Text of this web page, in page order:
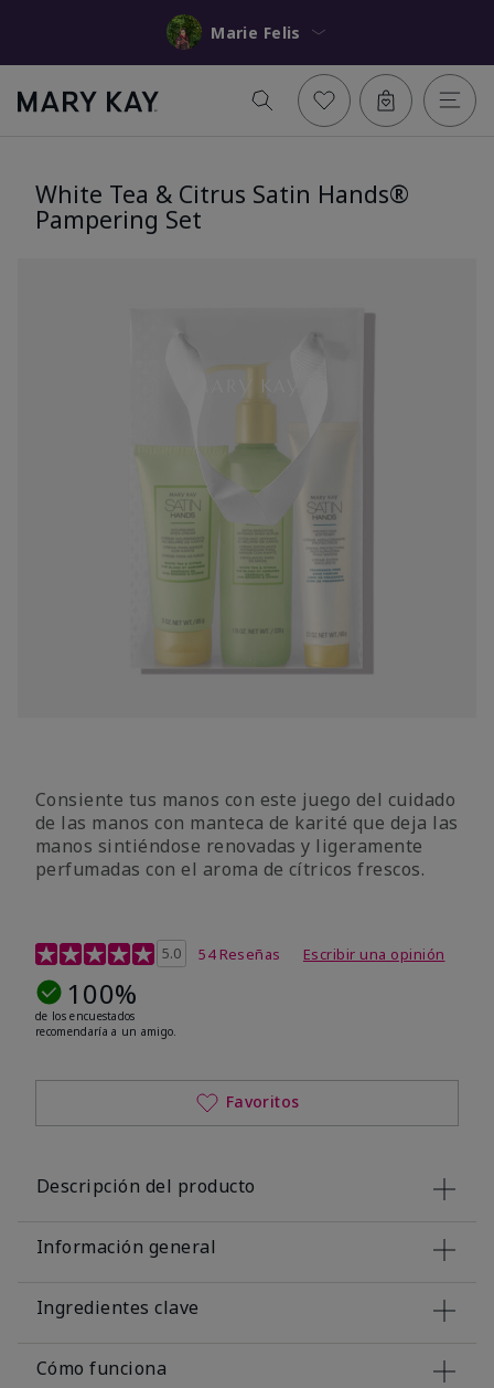
Marie Felis
White Tea & Citrus Satin Hands®
Pampering Set
Consiente tus manos con este juego del cuidado
de las manos con manteca de karité que deja las
manos sintiéndose renovadas y ligeramente
perfumadas con el aroma de cítricos frescos.
Calificación de clientes de 4,7 de 5
5.0 54 Reseñas Escribir una opinión
100%
de los encuestados
recomendaría a un amigo.
Favoritos
Descripción del producto
Información general
Ingredientes clave
Cómo funciona